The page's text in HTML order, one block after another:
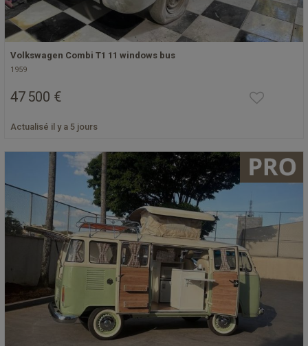
Volkswagen Combi T1 11 windows bus
1959
47 500 €
Actualisé il y a 5 jours